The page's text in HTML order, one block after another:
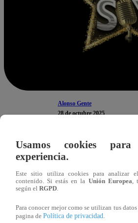
Alonso Gente
28 de octubre 2025
En la nueva temporada de “ Yo Soy
continuación, te presentamos la
para participar. Recuerda que solo
Gracias por participar en la
Usamos cookies
experiencia.
Este sitio utiliza cookies para analizar
contenido. Si estás en la Unión Europea,
según el RGPD.
Para conocer mejor como se utilizan tus
pagina de Política de privacidad.